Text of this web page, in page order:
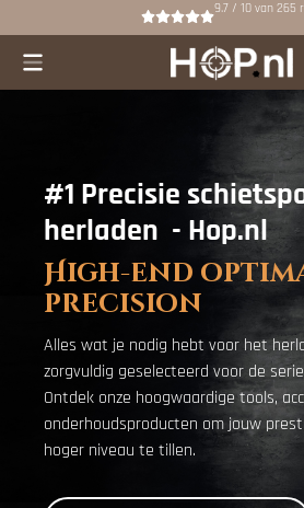
Cookievoorkeuren zijn beschikbaar. Kies
9.7 / 10 van265
#1 Precisie
herladen - Hop.nl
High-end
precision
Alles wat je nodig hebt voor het
zorgvuldig geselecteerd voor de
Ontdek onze hoogwaardige tools,
onderhoudsproducten om jouw
hoger niveau te tillen.